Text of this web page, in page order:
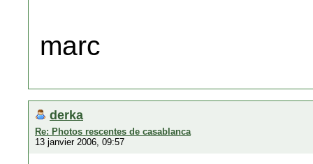
marc
derka
Re: Photos rescentes de casablanca
13 janvier 2006, 09:57